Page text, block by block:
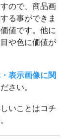
ので、商品画
る事ができま
値です。他に
や色に価値が
・表示画像に関
さい。
いことはコチ